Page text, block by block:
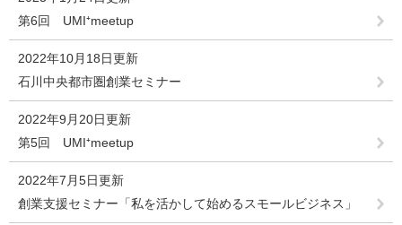
第6回 UMI⁺meetup
2022年10月18日更新
石川中央都市圏創業セミナー
2022年9月20日更新
第5回 UMI⁺meetup
2022年7月5日更新
創業支援セミナー「私を活かして始めるスモールビジネス」